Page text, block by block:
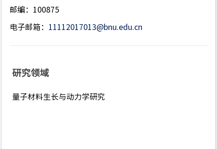
邮编：100875
电子邮箱： 11112017013@bnu.edu.cn
研究领域
量子材料生长与动力学研究